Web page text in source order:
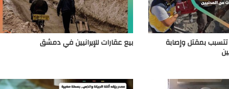
بمقتل وإصابة بيع عقارات للإيرانيين في دمشق